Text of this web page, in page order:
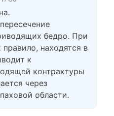
бедро. При
находятся в
к
контрактуры
через
области.